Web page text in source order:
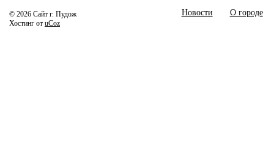
© 2026 Сайт г. Пудож
Хостинг от uCoz
Новости О городе